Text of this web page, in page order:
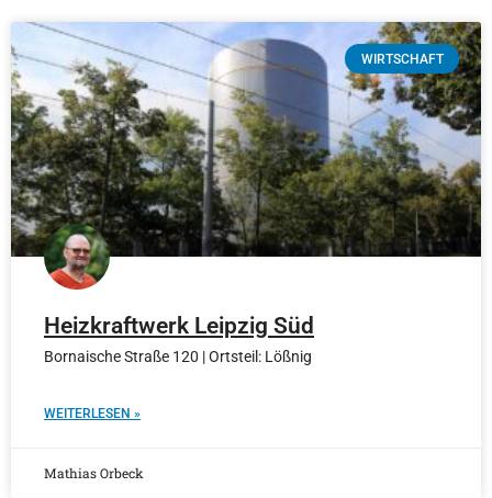
WIRTSCHAFT
Heizkraftwerk Leipzig Süd
Bornaische Straße 120 | Ortsteil: Lößnig
WEITERLESEN »
Mathias Orbeck